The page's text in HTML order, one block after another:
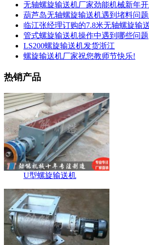
无轴螺旋输送机厂家劲能机械新年
葫芦岛无轴螺旋输送机遇到堵料问
临江张经理订购的7.8米无轴螺旋输
管式螺旋输送机操作中遇到哪些问题
LS200螺旋输送机发货浙江
螺旋输送机厂家祝您教师节快乐!
热销产品
U型螺旋输送机